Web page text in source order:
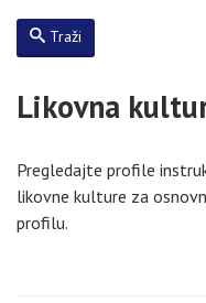
Traži
Likovna
Pregledajte profile
likovne kulture za
profilu.